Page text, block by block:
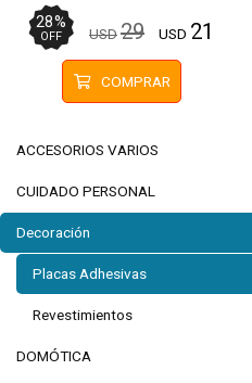
ACCESORIOS VARIOS
CUIDADO PERSONAL
Decoración
Placas Adhesivas
Revestimientos
DOMÓTICA
28%
OFF USD29 USD 21
COMPRAR